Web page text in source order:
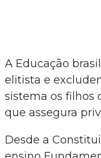
A Educação
elitista e
sistema os filhos
que assegura
Desde a